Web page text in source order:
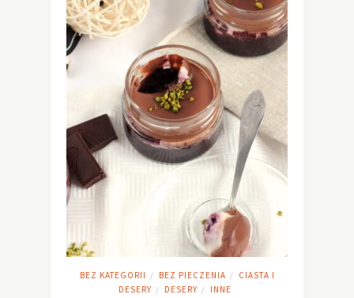
BEZ KATEGORII / BEZ PIECZENIA /
CIASTA I
DESERY / DESERY / INNE